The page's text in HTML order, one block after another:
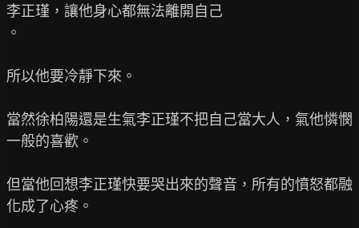
李正瑾，讓他身心都無法離開自己
。
所以他要冷靜下來。
當然徐柏陽還是生氣李正瑾不把自己當大人，氣他憐憫
一般的喜歡。
但當他回想李正瑾快要哭出來的聲音，所有的憤怒都融
化成了心疼。